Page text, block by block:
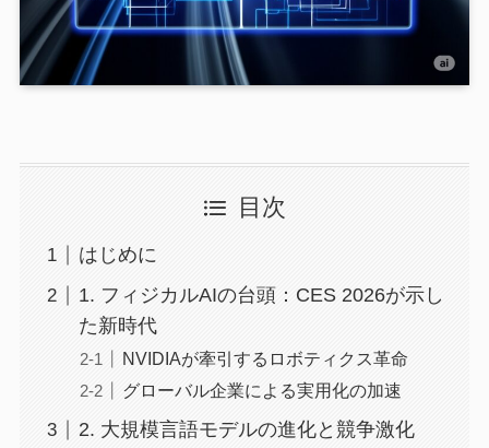
目次
はじめに
1. フィジカルAIの台頭：CES 2026が示し
た新時代
NVIDIAが牽引するロボティクス革命
グローバル企業による実用化の加速
2. 大規模言語モデルの進化と競争激化